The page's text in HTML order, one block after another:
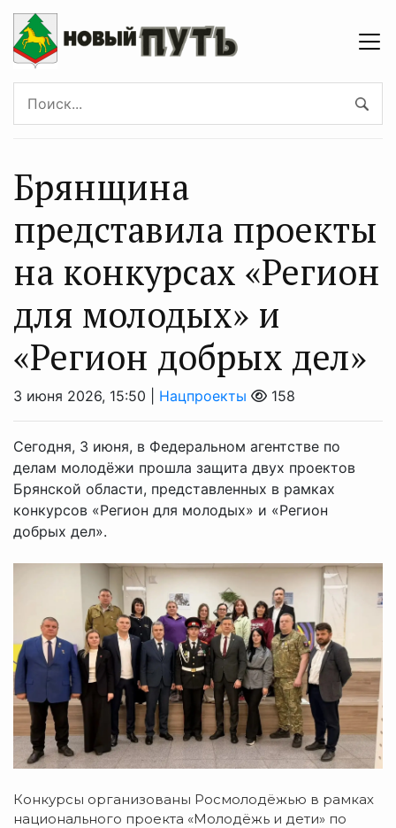
Брянщина
представила проекты
на конкурсах «Регион
для молодых» и
«Регион добрых дел»
3 июня 2026, 15:50 | Нацпроекты 158
Сегодня, 3 июня, в Федеральном агентстве по
делам молодёжи прошла защита двух проектов
Брянской области, представленных в рамках
конкурсов «Регион для молодых» и «Регион
добрых дел».
Конкурсы организованы Росмолодёжью в рамках
национального проекта «Молодёжь и дети» по